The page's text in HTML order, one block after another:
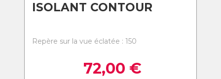
ISOLANT CONTOUR
Repère sur la vue éclatée : 150
72,00 €